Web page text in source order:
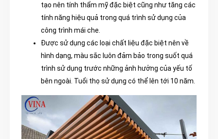
tạo nên tính thẩm mỹ đặc biệt cũng như tăng các
tính năng hiệu quả trong quá trình sử dụng của
công trình mái che.
Được sử dụng các loại chất liệu đặc biệt nên về
hình dạng, màu sắc luôn đảm bảo trong suốt quá
trình sử dụng trước những ảnh hưởng của yếu tố
bên ngoài. Tuổi thọ sử dụng có thể lên tới 10 năm.